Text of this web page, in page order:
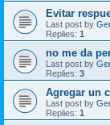
Evitar
Last post by
Replies: 1
no me da
Last post by
Replies: 3
Agregar un
Last post by
Replies: 1